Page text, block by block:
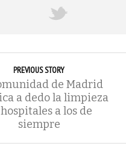
PREVIOUS STORY
de Madrid
a dedo la limpieza
a los de
siempre